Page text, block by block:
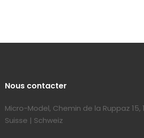
Nous contacter
Micro-Model, Chemin de la Ruppaz 15,
Suisse | Schweiz